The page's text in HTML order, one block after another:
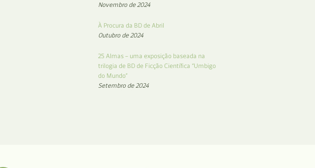
Novembro de 2024
À Procura da BD de Abril
Outubro de 2024
25 Almas – uma exposição baseada na
trilogia de BD de Ficção Científica “Umbigo
do Mundo”
Setembro de 2024